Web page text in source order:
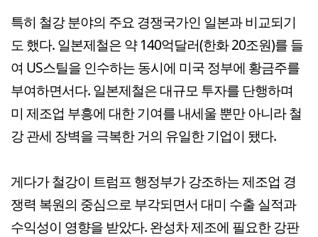
특히 철강 분야의 주요 경쟁국가인 일본과 비교되기
도 했다. 일본제철은 약 140억달러(한화 20조원)를 들
여 US스틸을 인수하는 동시에 미국 정부에 황금주를
부여하면서다. 일본제철은 대규모 투자를 단행하며
미 제조업 부흥에 대한 기여를 내세울 뿐만 아니라 철
강 관세 장벽을 극복한 거의 유일한 기업이 됐다.
게다가 철강이 트럼프 행정부가 강조하는 제조업 경
쟁력 복원의 중심으로 부각되면서 대미 수출 실적과
수익성이 영향을 받았다. 완성차 제조에 필요한 강판